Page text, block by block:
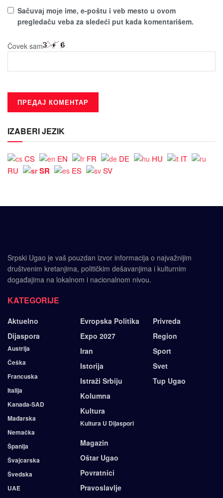
Sačuvaј moјe ime, e-poštu i veb mesto u ovom
pregledaču veba za sledeći put kada komentarišem.
Čovek sam
IZABERI JEZIK
CS EN FR DE HU
IT
RU
SR ES SV
Srpski Ugao je vaš pouzdan izvor informacija o najvažnijim
društvenim kretanjima, političkim dešavanjima i kulturnim
događajima na lokalnom i nacionalnom nivou.
KATEGORIJE
Aktuelno
Dijaspora
Austrija
Češka
Francuska
Italija
Kanada-SAD
Mađarska
Nemačka
Španija
Švajcarska
Švedska
UAE
Evropska Politika
Expo 2027
Iran
Istorija
Istraži Srbiju
Kolumna
Kultura
Kultura U Dijaspori
Magazin
Oštar Ugao
Povratnici
Pravoslavlje
Privreda
Region
Sport
Svet
Tup Ugao